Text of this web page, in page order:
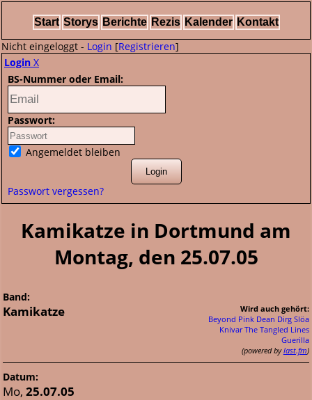
Start Storys Berichte Rezis Kalender Kontakt
Nicht eingeloggt - Login [Registrieren]
Login X
BS-Nummer oder Email:
Passwort:
Angemeldet bleiben
Passwort vergessen?
Kamikatze in Dortmund am
Montag, den 25.07.05
Band:
Kamikatze
Wird auch gehört:
Beyond Pink Dean Dirg Slöa
Knivar The Tangled Lines
Guerilla
(powered bylast.fm)
Datum:
Mo,25.07.05